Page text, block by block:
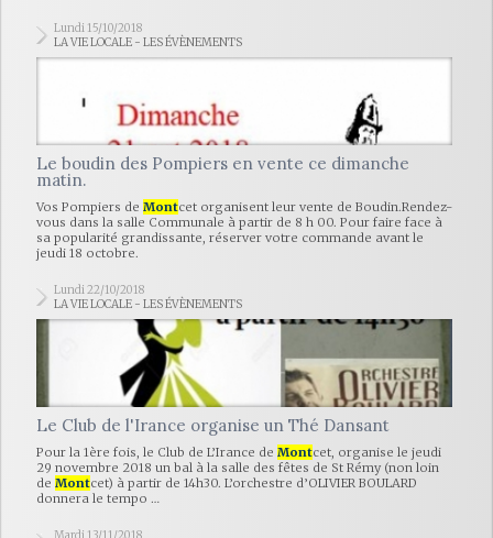
Lundi 15/10/2018
LA VIE LOCALE - LES ÉVÈNEMENTS
Le boudin des Pompiers en vente ce dimanche
matin.
Vos Pompiers de Montcet organisent leur vente de Boudin.Rendez-
vous dans la salle Communale à partir de 8 h 00. Pour faire face à
sa popularité grandissante, réserver votre commande avant le
jeudi 18 octobre.
Lundi 22/10/2018
LA VIE LOCALE - LES ÉVÈNEMENTS
Le Club de l'Irance organise un Thé Dansant
Pour la 1ère fois, le Club de L’Irance de Montcet, organise le jeudi
29 novembre 2018 un bal à la salle des fêtes de St Rémy (non loin
de Montcet) à partir de 14h30. L’orchestre d’OLIVIER BOULARD
donnera le tempo …